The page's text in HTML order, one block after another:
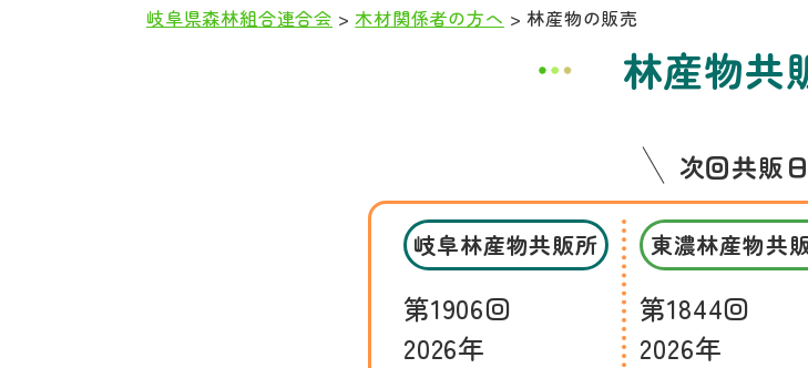
岐阜県森林組合連合会 >木材関係者の方へ > 林産物の販売
林産物共
次回共販日
岐阜林産物共販所
第1906回
2026年
東濃林産物共
第1844回
2026年